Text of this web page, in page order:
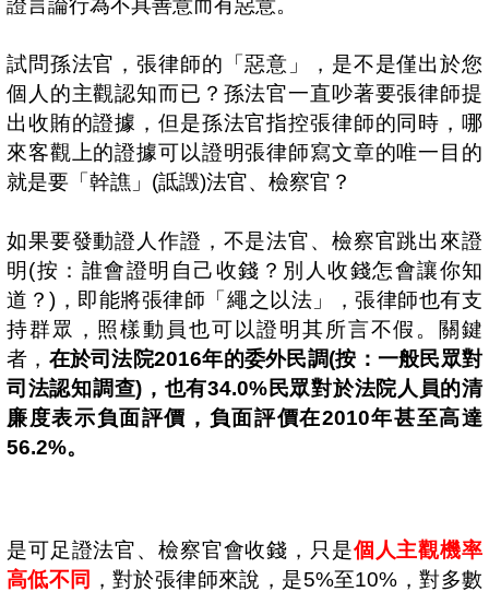
證言論行為不具善意而有惡意。
試問孫法官，張律師的「惡意」，是不是僅出於您
個人的主觀認知而已？孫法官一直吵著要張律師提
出收賄的證據，但是孫法官指控張律師的同時，哪
來客觀上的證據可以證明張律師寫文章的唯一目的
就是要「幹譙」 (詆譭)法官、檢察官？
如果要發動證人作證，不是法官、檢察官跳出來證
明 (按：誰會證明自己收錢？別人收錢怎會讓你知
道？) ，即能將張律師「繩之以法」，張律師也有支
持群眾，照樣動員也可以證明其所言不假。關鍵
者， 在於司法院2016年的委外民調(按：一般民眾對
司法認知調查) ，也有34.0%民眾對於法院人員的清
廉度表示負面評價，負面評價在2010年甚至高達
56.2%。
是可足證法官、檢察官會收錢，只是個人主觀機率
高低不同 ，對於張律師來說，是5%至10% ，對多數